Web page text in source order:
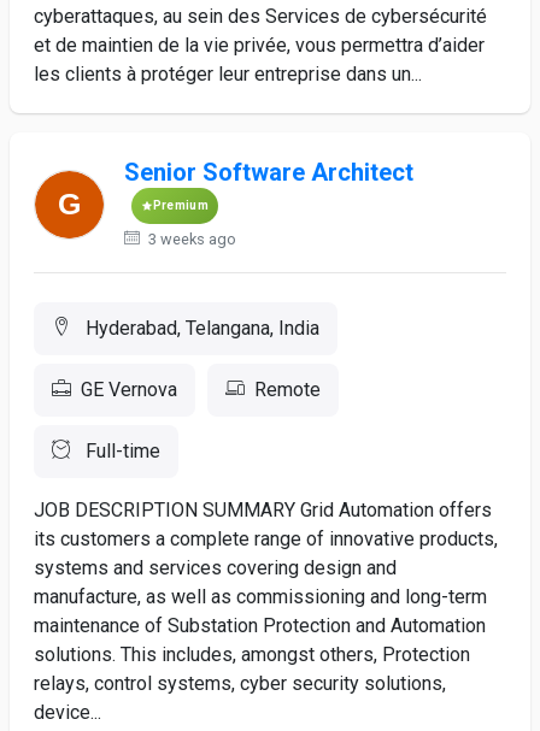
cyberattaques, au sein des Services de cybersécurité
et de maintien de la vie privée, vous permettra d’aider
les clients à protéger leur entreprise dans un...
Senior Software Architect
Premium
3 weeks ago
Hyderabad, Telangana, India
GE Vernova Remote
Full-time
JOB DESCRIPTION SUMMARY Grid Automation offers
its customers a complete range of innovative products,
systems and services covering design and
manufacture, as well as commissioning and long-term
maintenance of Substation Protection and Automation
solutions. This includes, amongst others, Protection
relays, control systems, cyber security solutions,
device...